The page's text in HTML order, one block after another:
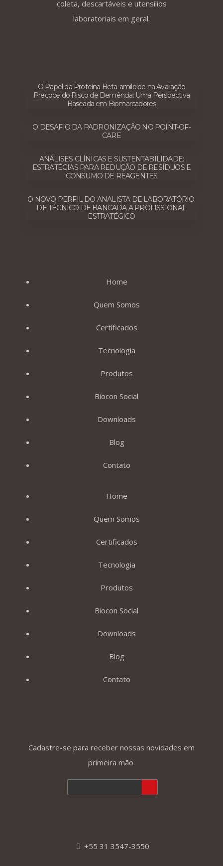
coleta, descartáveis e utensílios
laboratoriais em geral.
O Papel da Proteína Beta-amiloide na Avaliação
Precoce do Risco de Demência: Uma Perspectiva
Baseada em Biomarcadores
O DESAFIO DA PADRONIZAÇÃO NO POINT-OF-
CARE
ANÁLISES CLÍNICAS E SUSTENTABILIDADE:
ESTRATÉGIAS PARA REDUÇÃO DE RESÍDUOS E
CONSUMO DE REAGENTES
O NOVO PERFIL DO ANALISTA DE LABORATÓRIO:
DE TÉCNICO DE BANCADA A PROFISSIONAL
ESTRATÉGICO
Home
Quem Somos
Certificados
Tecnologia
Produtos
Biocon Social
Downloads
Blog
Contato
Home
Quem Somos
Certificados
Tecnologia
Produtos
Biocon Social
Downloads
Blog
Contato
Cadastre-se para receber nossas novidades em
primeira mão.
+55 31 3547-3550